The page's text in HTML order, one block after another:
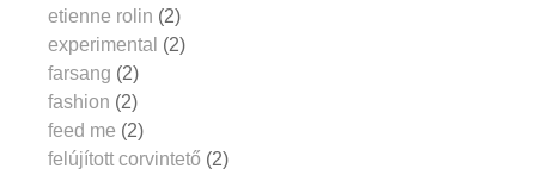
etienne rolin (2)
experimental (2)
farsang (2)
fashion (2)
feed me (2)
felújított corvintető (2)